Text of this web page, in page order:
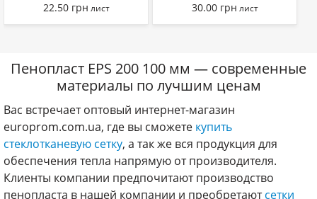
22.50 грн лист 30.00 грн лист
Пенопласт EPS 200 100 мм — современные
материалы по лучшим ценам
Вас встречает оптовый интернет-магазин
europrom.com.ua, где вы сможете купить
стеклотканевую сетку, а так же вся продукция для
обеспечения тепла напрямую от производителя.
Клиенты компании предпочитают производство
пенопласта в нашей компании и преобретаютсетки